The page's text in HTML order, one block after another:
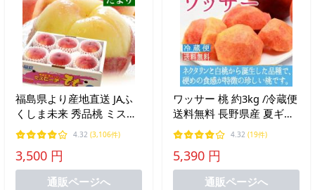
福島県より産地直送 JAふ
くしま未来 秀品桃 ミスピ
ーチ 約2キロ (5玉から9玉)
送料無料 もも 桃 お中元
ギフト爆買
4.32 (3,106件)
3,500 円
通販ページへ
ワッサー 桃 約3kg /冷蔵便
送料無料 長野県産 夏ギフ
ト お中元 産地直送 フルー
ツ 果物 信州 小布施 数量
限定 先行予約 固いもも 爆
買
4.32 (19件)
5,390 円
通販ページへ